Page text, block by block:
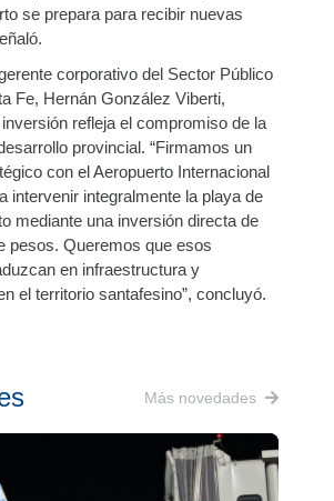
se prepara para recibir nuevas
corporativo del Sector Público
Fe, Hernán González Viberti,
refleja el compromiso de la
provincial. “Firmamos un
con el Aeropuerto Internacional
intervenir integralmente la playa de
mediante una inversión directa de
pesos. Queremos que esos
en infraestructura y
el territorio santafesino”, concluyó.
Más novedades